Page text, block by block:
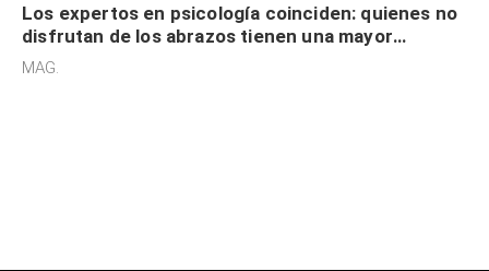
Los expertos en psicología coinciden: quienes no
disfrutan de los abrazos tienen una mayor
sensibilidad a los estímulos físicos y no es por
MAG.